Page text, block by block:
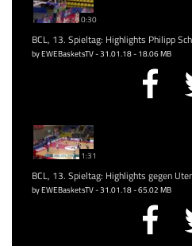
0:30
BCL, 13. Spieltag: Highlights Philipp
by EWEBasketsTV - 31.01.18 - 18.06 MB
1:31
BCL, 13. Spieltag: Highlights gegen
by EWEBasketsTV - 31.01.18 - 65.02 MB